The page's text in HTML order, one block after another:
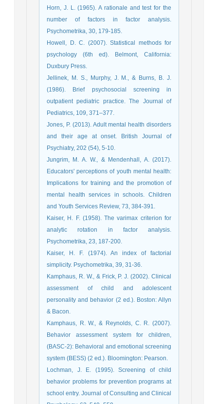
Horn, J. L. (1965). A rationale and test for the
number of factors in factor analysis.
Psychometrika, 30, 179-185.
Howell, D. C. (2007). Statistical methods for
psychology (6th ed). Belmont, California:
Duxbury Press.
Jellinek, M. S., Murphy, J. M., & Burns, B. J.
(1986). Brief psychosocial screening in
outpatient pediatric practice. The Journal of
Pediatrics, 109, 371–377.
Jones, P. (2013). Adult mental health disorders
and their age at onset. British Journal of
Psychiatry, 202 (54), 5-10.
Jungrim, M. A. W., & Mendenhall, A. (2017).
Educators' perceptions of youth mental health:
Implications for training and the promotion of
mental health services in schools. Children
and Youth Services Review, 73, 384-391.
Kaiser, H. F. (1958). The varimax criterion for
analytic rotation in factor analysis.
Psychometrika, 23, 187-200.
Kaiser, H. F. (1974). An index of factorial
simplicity. Psychometrika, 39, 31-36.
Kamphaus, R. W., & Frick, P. J. (2002). Clinical
assessment of child and adolescent
personality and behavior (2 ed.). Boston: Allyn
& Bacon.
Kamphaus, R. W., & Reynolds, C. R. (2007).
Behavior assessment system for children,
(BASC-2): Behavioral and emotional screening
system (BESS) (2 ed.). Bloomington: Pearson.
Lochman, J. E. (1995). Screening of child
behavior problems for prevention programs at
school entry. Journal of Consulting and Clinical